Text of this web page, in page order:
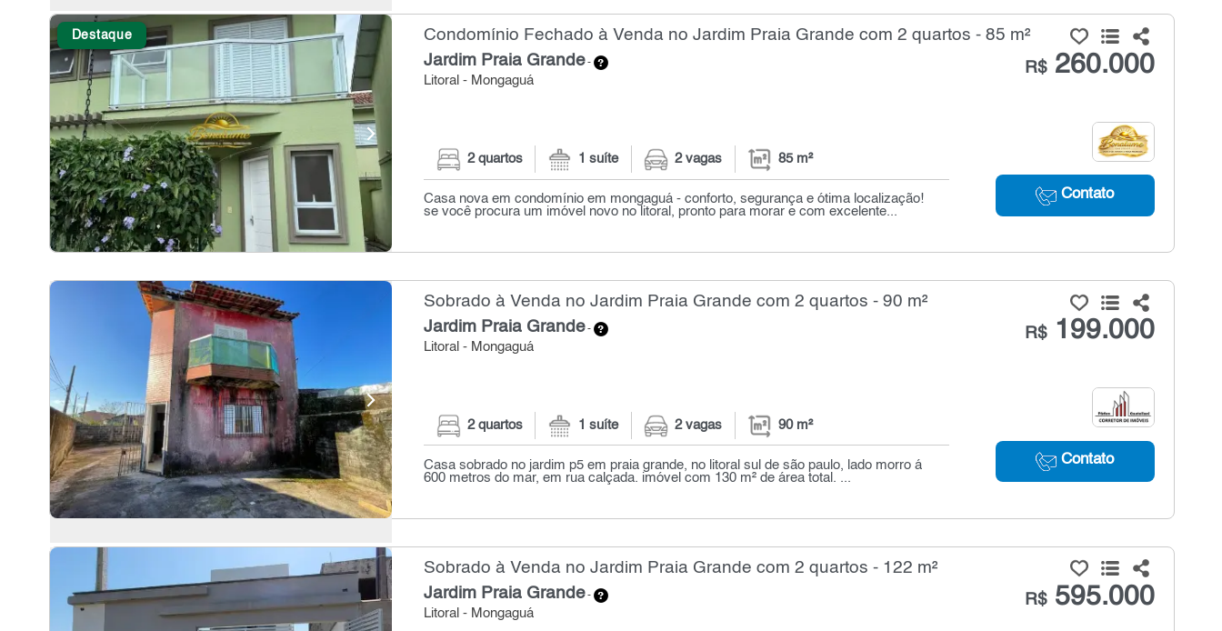
Destaque Condomínio Fechado à Venda no Jardim Praia Grande com 2 quartos - 85 m²
Jardim Praia Grande-
Litoral - Mongaguá
R$260.000
Contato
2 quartos 1 suíte 2 vagas 85 m²
Casa nova em condomínio em mongaguá - conforto, segurança e ótima localização!
se você procura um imóvel novo no litoral, pronto para morar e com excelente...
Sobrado à Venda no Jardim Praia Grande com 2 quartos - 90 m²
Jardim Praia Grande-
Litoral - Mongaguá
R$199.000
Contato
2 quartos 1 suíte 2 vagas 90 m²
Casa sobrado no jardim p5 em praia grande, no litoral sul de são paulo, lado morro á
600 metros do mar, em rua calçada. imóvel com 130 m² de área total. ...
Sobrado à Venda no Jardim Praia Grande com 2 quartos - 122 m²
Jardim Praia Grande-
Litoral - Mongaguá
R$595.000